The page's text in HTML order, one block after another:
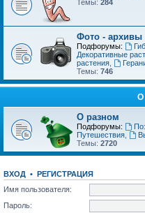
Темы: 284
Фото - архивы
Подфорумы:
Декоративные
растения
Темы: 746
О
О разном
Подфорумы:
Путешествия
Темы: 2720
ВХОД • РЕГИСТРАЦИЯ
Имя пользователя:
Пароль: